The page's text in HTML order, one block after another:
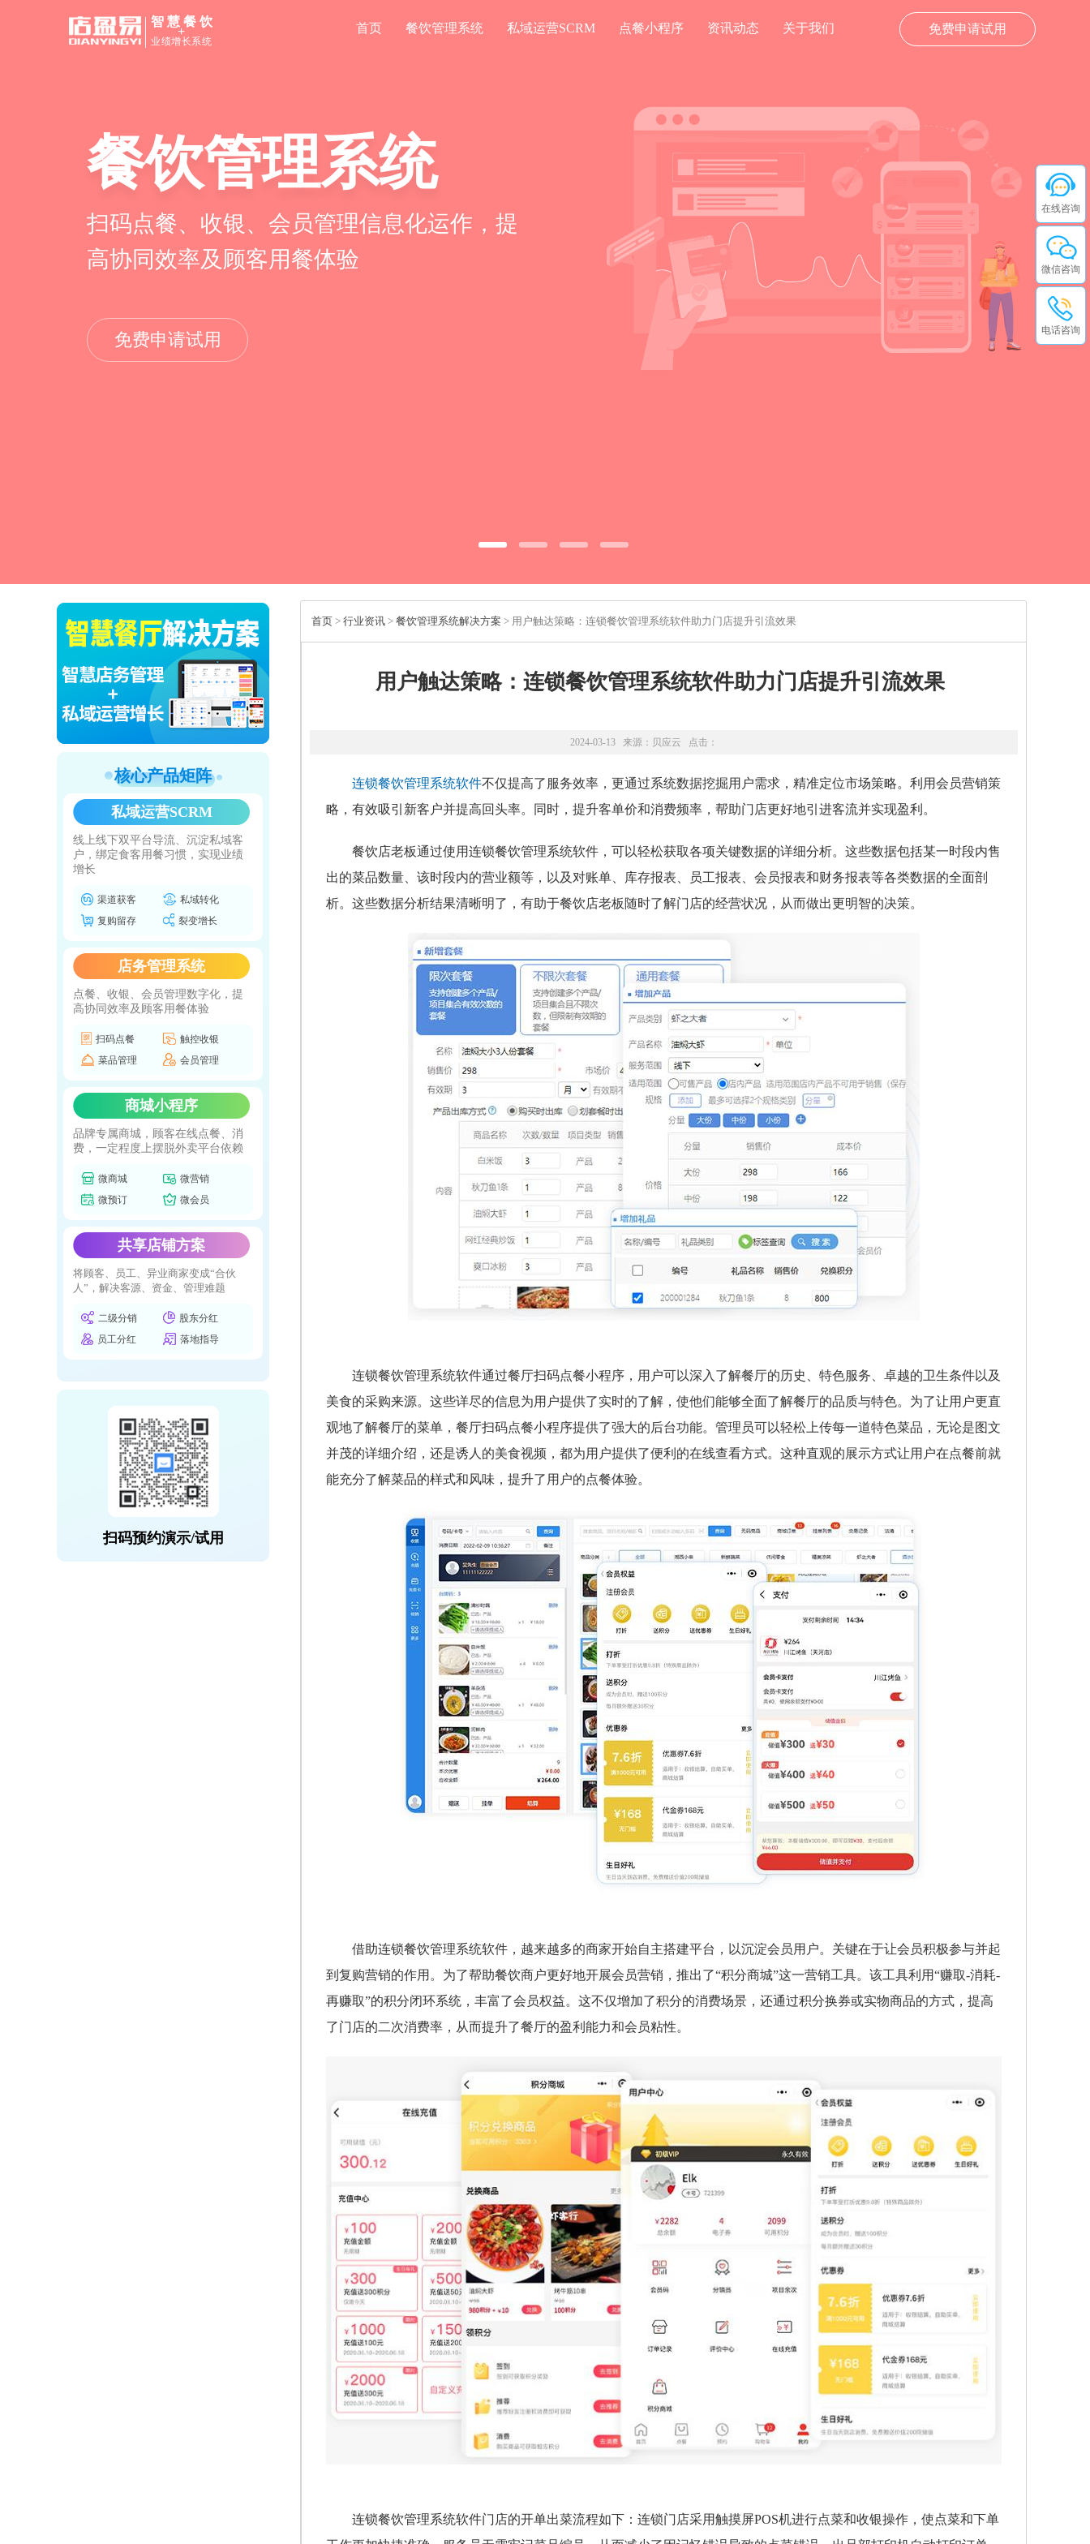
免费申请试用
智慧餐饮
+
业绩增长系统
首页 餐饮管理系统 私域运营SCRM 点餐小程序 资讯动态 关于我们
餐饮管理系统
扫码点餐、收银、会员管理信息化运作，提
高协同效率及顾客用餐体验
免费申请试用
核心产品矩阵
私域运营SCRM
线上线下双平台导流、沉淀私域客
户，绑定食客用餐习惯，实现业绩
增长
渠道获客
私域转化
复购留存
裂变增长
店务管理系统
点餐、收银、会员管理数字化，提
高协同效率及顾客用餐体验
扫码点餐
触控收银
菜品管理
会员管理
商城小程序
品牌专属商城，顾客在线点餐、消
费，一定程度上摆脱外卖平台依赖
微商城
微营销
微预订
微会员
共享店铺方案
将顾客、员工、异业商家变成“合伙
人”，解决客源、资金、管理难题
二级分销
股东分红
员工分红
落地指导
扫码预约演示/试用
首页 > 行业资讯 > 餐饮管理系统解决方案 > 用户触达策略：连锁餐饮管理系统软件助力门店提升引流效果
用户触达策略：连锁餐饮管理系统软件助力门店提升引流效果
2024-03-13 来源： 贝应云 点击：
连锁餐饮管理系统软件不仅提高了服务效率，更通过系统数据挖掘用户需求，精准定位市场策略。利用会员营销策
略，有效吸引新客户并提高回头率。同时，提升客单价和消费频率，帮助门店更好地引进客流并实现盈利。
餐饮店老板通过使用连锁餐饮管理系统软件，可以轻松获取各项关键数据的详细分析。这些数据包括某一时段内售
出的菜品数量、该时段内的营业额等，以及对账单、库存报表、员工报表、会员报表和财务报表等各类数据的全面剖
析。这些数据分析结果清晰明了，有助于餐饮店老板随时了解门店的经营状况，从而做出更明智的决策。
连锁餐饮管理系统软件通过餐厅扫码点餐小程序，用户可以深入了解餐厅的历史、特色服务、卓越的卫生条件以及
美食的采购来源。这些详尽的信息为用户提供了实时的了解，使他们能够全面了解餐厅的品质与特色。为了让用户更直
观地了解餐厅的菜单，餐厅扫码点餐小程序提供了强大的后台功能。管理员可以轻松上传每一道特色菜品，无论是图文
并茂的详细介绍，还是诱人的美食视频，都为用户提供了便利的在线查看方式。这种直观的展示方式让用户在点餐前就
能充分了解菜品的样式和风味，提升了用户的点餐体验。
借助连锁餐饮管理系统软件，越来越多的商家开始自主搭建平台，以沉淀会员用户。关键在于让会员积极参与并起
到复购营销的作用。为了帮助餐饮商户更好地开展会员营销，推出了“积分商城”这一营销工具。该工具利用“赚取-消耗-
再赚取”的积分闭环系统，丰富了会员权益。这不仅增加了积分的消费场景，还通过积分换券或实物商品的方式，提高
了门店的二次消费率，从而提升了餐厅的盈利能力和会员粘性。
连锁餐饮管理系统软件门店的开单出菜流程如下：连锁门店采用触摸屏POS机进行点菜和收银操作，使点菜和下单
在线咨询
微信咨询
电话咨询